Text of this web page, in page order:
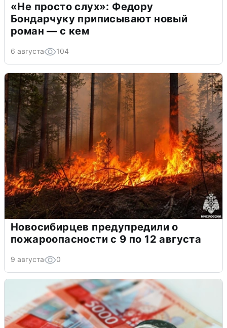
«Не просто слух»: Федору
Бондарчуку приписывают новый
роман — с кем
6 августа 104
Новосибирцев предупредили о
пожароопасности с 9 по 12 августа
9 августа 0